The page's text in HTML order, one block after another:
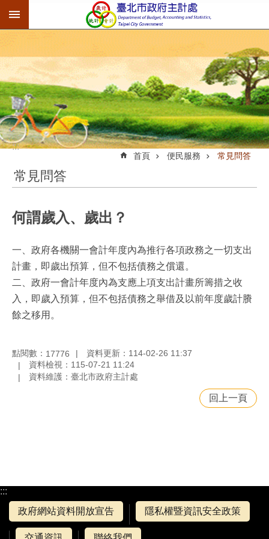
跳到主要內容區塊
:::
首頁 便民服務 常見問答
常見問答
何謂歲入、歲出？
一、政府各機關一會計年度內為推行各項政務之一切支出
計畫，即歲出預算，但不包括債務之償還。
二、政府一會計年度內為支應上項支出計畫所籌措之收
入，即歲入預算，但不包括債務之舉借及以前年度歲計賸
餘之移用。
點閱數： 17776
資料更新：114-02-26 11:37
資料檢視：115-07-21 11:24
資料維護：臺北市政府主計處
回上一頁
:::
政府網站資料開放宣告
隱私權暨資訊安全政策